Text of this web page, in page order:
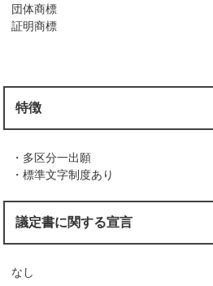
団体商標
証明商標
特徴
・多区分一出願
・標準文字制度あり
議定書に関する宣言
なし